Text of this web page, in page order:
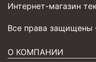
Интернет-магазин
Все права
О КОМПАНИИ